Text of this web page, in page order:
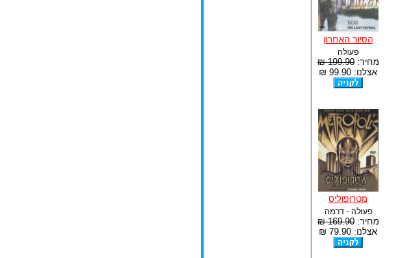
הסיור האחרון
פעולה
מחיר:199.90 ₪
אצלנו: 99.90 ₪
מטרופוליס
פעולה - דרמה
מחיר:169.90 ₪
אצלנו: 79.90 ₪